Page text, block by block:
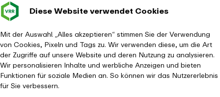
Diese Website verwendet Cookies
Mit der Auswahl „Alles akzeptieren“ stimmen Sie der Verwendung
von Cookies, Pixeln und Tags zu. Wir verwenden diese, um die Art
der Zugriffe auf unsere Website und deren Nutzung zu analysieren.
Wir personalisieren Inhalte und werbliche Anzeigen und bieten
Funktionen für soziale Medien an. So können wir das Nutzererlebnis
für Sie verbessern.
Verkehrsverbund Baustellen im
Leichte
Startseite Aktuelles
Magazin
Sorgenfrei mit Rollstuhl, Rollator & Co. unterwegs